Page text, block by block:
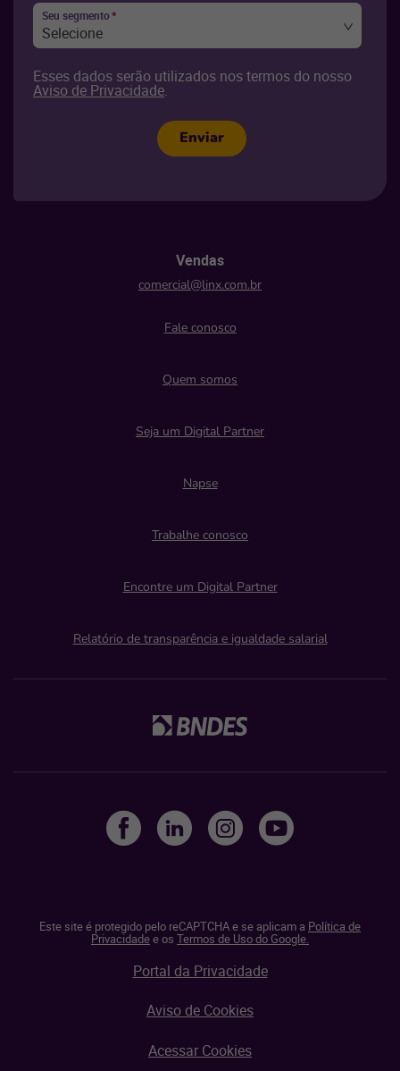
Seu segmento*
Selecione
Esses dados serão utilizados nos termos do nosso
Aviso de Privacidade.
Enviar
Vendas
comercial@linx.com.br
Fale conosco
Quem somos
Seja um Digital Partner
Napse
Trabalhe conosco
Encontre um Digital Partner
Relatório de transparência e igualdade salarial
Este site é protegido pelo reCAPTCHA e se aplicam a Política de
Privacidadee os Termos de Uso do Google.
Portal da Privacidade
Aviso de Cookies
Acessar Cookies